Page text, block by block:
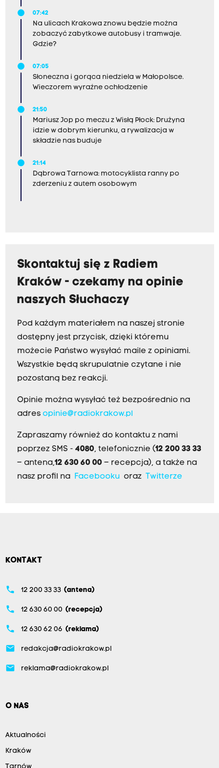
07:42
Na ulicach Krakowa znowu będzie można
zobaczyć zabytkowe autobusy i tramwaje.
Gdzie?
07:05
Słoneczna i gorąca niedziela w Małopolsce.
Wieczorem wyraźne ochłodzenie
21:50
Mariusz Jop po meczu z Wisłą Płock: Drużyna
idzie w dobrym kierunku, a rywalizacja w
składzie nas buduje
21:14
Dąbrowa Tarnowa: motocyklista ranny po
zderzeniu z autem osobowym
Skontaktuj się z Radiem
Kraków - czekamy na opinie
naszych Słuchaczy
Pod każdym materiałem na naszej stronie
dostępny jest przycisk, dzięki któremu
możecie Państwo wysyłać maile z opiniami.
Wszystkie będą skrupulatnie czytane i nie
pozostaną bez reakcji.
Opinie można wysyłać też bezpośrednio na
adres opinie@radiokrakow.pl
Zapraszamy również do kontaktu z nami
poprzez SMS - 4080, telefonicznie (12 200 33 33
– antena,12 630 60 00 – recepcja), a także na
nasz profil na
Facebookuoraz Twitterze
KONTAKT
phone 12 200 33 33 (antena)
phone 12 630 60 00 (recepcja)
phone 12 630 62 06 (reklama)
email redakcja@radiokrakow.pl
email reklama@radiokrakow.pl
O NAS
Aktualności
Kraków